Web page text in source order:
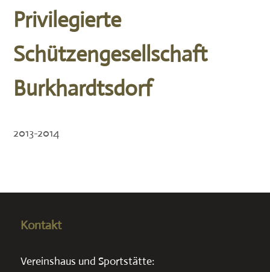
Privilegierte
Schützengesellschaft
Burkhardtsdorf
2013-2014
Kontakt
Vereinshaus und Sportstätte: